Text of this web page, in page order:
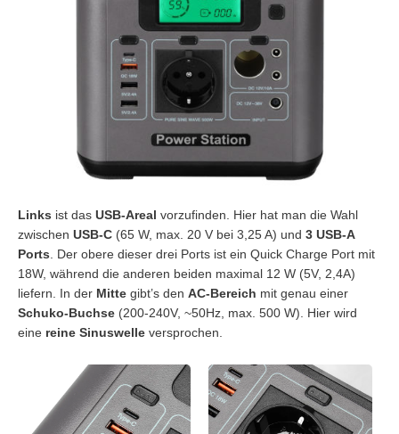
Links ist das USB-Areal vorzufinden. Hier hat man die Wahl
zwischen USB-C (65 W, max. 20 V bei 3,25 A) und 3 USB-A
Ports . Der obere dieser drei Ports ist ein Quick Charge Port mit
18W, während die anderen beiden maximal 12 W (5V, 2,4A)
liefern. In der Mitte gibt’s den AC-Bereich mit genau einer
Schuko-Buchse (200-240V, ~50Hz, max. 500 W). Hier wird
eine reine Sinuswelle versprochen.